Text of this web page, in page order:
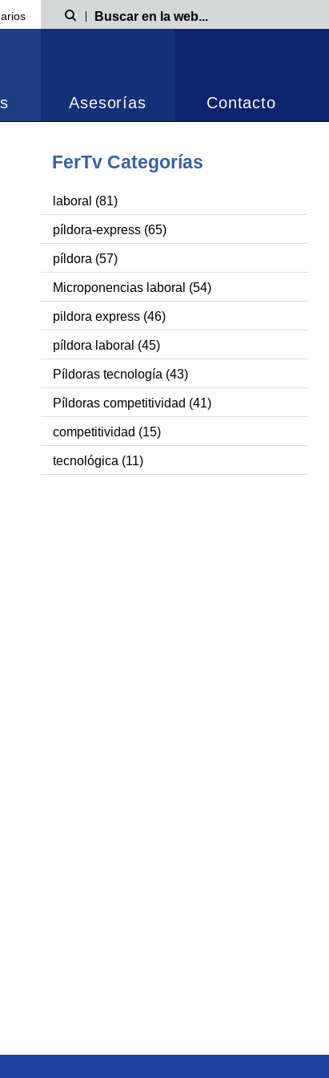
Búsqueda
Asesorías Contacto
FerTv Categorías
laboral (81)
píldora-express (65)
píldora (57)
Microponencias laboral (54)
pildora express (46)
píldora laboral (45)
Píldoras tecnología (43)
Píldoras competitividad (41)
competitividad (15)
tecnológica (11)